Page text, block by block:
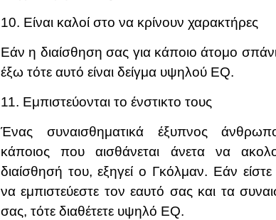
10. Είναι καλοί στο να κρίνουν χαρακτήρες
Εάν η διαίσθηση σας για κάποιο άτομο
έξω τότε αυτό είναι δείγμα υψηλού EQ.
11. Εμπιστεύονται το ένστικτο τους
Ένας συναισθηματικά έξυπνος
κάποιος που αισθάνεται άνετα να
διαίσθησή του, εξηγεί ο Γκόλμαν. Εάν
να εμπιστεύεστε τον εαυτό σας και τα
σας, τότε διαθέτετε υψηλό EQ.